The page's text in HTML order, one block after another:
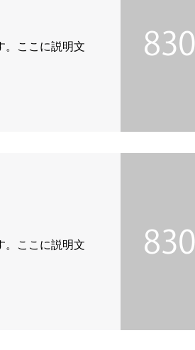
。ここに説明文
。ここに説明文